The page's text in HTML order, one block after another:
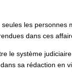
les
dans ces
le système
sa rédaction en